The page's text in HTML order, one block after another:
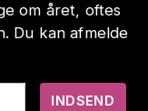
om året, oftes
Du kan afmelde
INDSEND